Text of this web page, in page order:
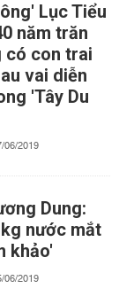
Lục Tiểu
năm trăn
có con trai
vai diễn
'Tây Du
06/2019
Dung:
nước mắt
khảo'
06/2019